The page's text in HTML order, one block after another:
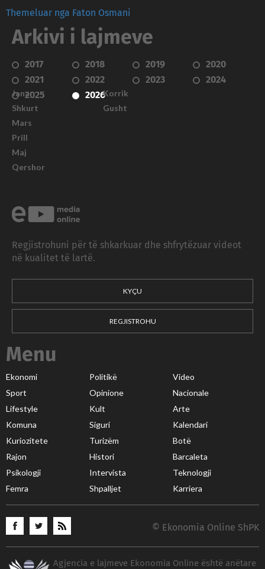
Themeluar nga Faton Osmani
Arkivi i lajmeve
2017 2018 2019
2020
2021
2022 2023
2024
2025
2026
Janar
Shkurt
Mars
Prill
Maj
Qershor
Korrik
Gusht
Regjistrohuni për të shkarkuar dhe shfrytëzuar videot
në kualitet të lartë.
KYÇU
REGJISTROHU
Menu
Ekonomi Politikë
Video
Sport
Opinione
Nacionale
Lifestyle
Kult
Arte
Komuna
Siguri
Kalendari
Kuriozitete
Turizëm
Botë
Rajon
Histori
Barcaleta
Psikologji
Intervista
Teknologji
Femra
Shpalljet Karriera
© Ekonomia Online ShPK
Agjencia e lajmeve Ekonomia Online është anëtare